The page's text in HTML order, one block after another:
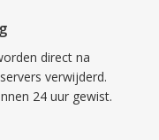
direct na
verwijderd.
24 uur gewist.